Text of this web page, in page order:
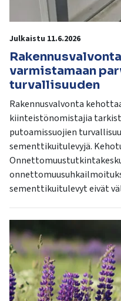
Julkaistu 11.6.2026
varmistamaan
turvallisuuden
Rakennusvalvonta
kiinteistönomistajia
putoamissuojien
sementtikuitulevyjä.
sementtikuitulevyt eivät